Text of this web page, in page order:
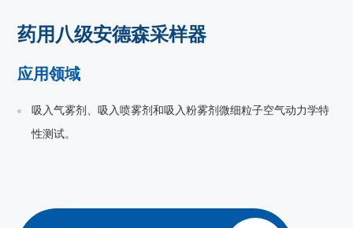
药用八级安德森采样器
应用领域
吸入气雾剂、吸入喷雾剂和吸入粉雾剂微细粒子空气动力学特
性测试。